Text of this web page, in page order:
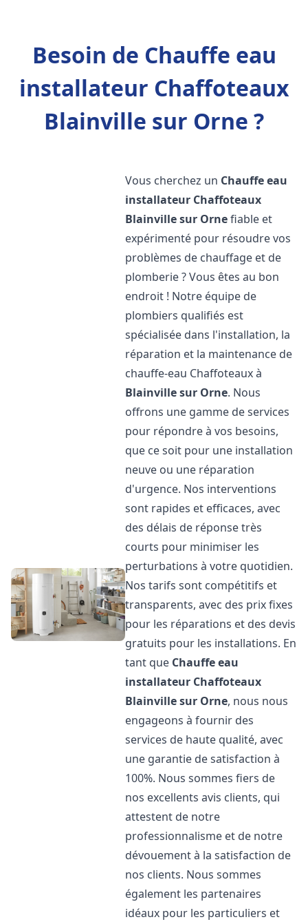
Besoin de Chauffe eau
installateur Chaffoteaux
Blainville sur Orne ?
Vous cherchez un Chauffe eau
installateur Chaffoteaux
Blainville sur Ornefiable et
expérimenté pour résoudre vos
problèmes de chauffage et de
plomberie ? Vous êtes au bon
endroit ! Notre équipe de
plombiers qualifiés est
spécialisée dans l'installation, la
réparation et la maintenance de
chauffe-eau Chaffoteaux à
Blainville sur Orne. Nous
offrons une gamme de services
pour répondre à vos besoins,
que ce soit pour une installation
neuve ou une réparation
d'urgence. Nos interventions
sont rapides et efficaces, avec
des délais de réponse très
courts pour minimiser les
perturbations à votre quotidien.
Nos tarifs sont compétitifs et
transparents, avec des prix fixes
pour les réparations et des devis
gratuits pour les installations. En
tant que Chauffe eau
installateur Chaffoteaux
Blainville sur Orne, nous nous
engageons à fournir des
services de haute qualité, avec
une garantie de satisfaction à
100%. Nous sommes fiers de
nos excellents avis clients, qui
attestent de notre
professionnalisme et de notre
dévouement à la satisfaction de
nos clients. Nous sommes
également les partenaires
idéaux pour les particuliers et